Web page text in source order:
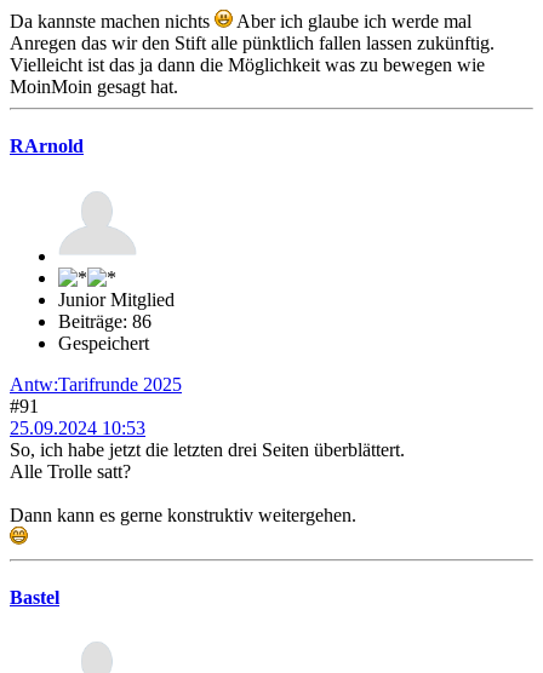
Da kannste machen nichts
Aber ich glaube ich werde mal
Anregen das wir den Stift alle pünktlich fallen lassen zukünftig.
Vielleicht ist das ja dann die Möglichkeit was zu bewegen wie
MoinMoin gesagt hat.
RArnold
Junior Mitglied
Beiträge: 86
Gespeichert
Antw:Tarifrunde 2025
#91
25.09.2024 10:53
So, ich habe jetzt die letzten drei Seiten überblättert.
Alle Trolle satt?
Dann kann es gerne konstruktiv weitergehen.
Bastel